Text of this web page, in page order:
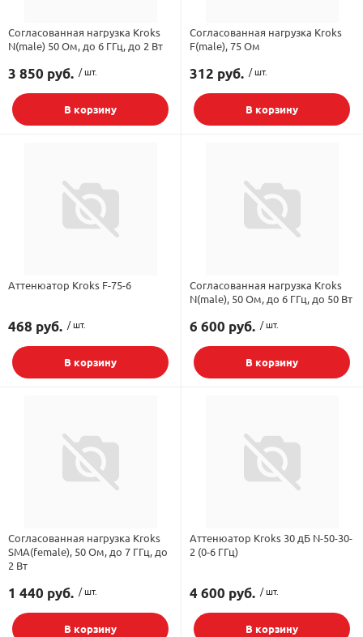
Согласованная нагрузка Kroks
N(male) 50 Ом, до 6 ГГц, до 2 Вт
3 850 руб. / шт.
В корзину
Согласованная нагрузка Kroks
F(male), 75 Ом
312 руб. / шт.
В корзину
Аттенюатор Kroks F-75-6
468 руб. / шт.
В корзину
Согласованная нагрузка Kroks
N(male), 50 Ом, до 6 ГГц, до 50 Вт
6 600 руб. / шт.
В корзину
Согласованная нагрузка Kroks
SMA(female), 50 Ом, до 7 ГГц, до
2 Вт
1 440 руб. / шт.
В корзину
Аттенюатор Kroks 30 дБ N-50-30-
2 (0-6 ГГц)
4 600 руб. / шт.
В корзину